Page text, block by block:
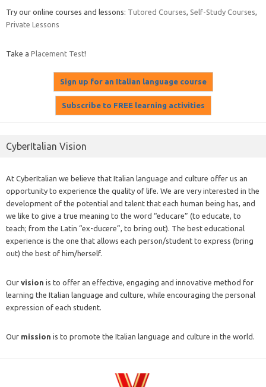
Try our online courses and lessons: Tutored Courses Self-Study Courses
Private Lessons
Take a Placement Test!
CyberItalian Vision
At CyberItalian we believe that Italian language and culture offer us an
opportunity to experience the quality of life. We are very interested in the
development of the potential and talent that each human being has, and
we like to give a true meaning to the word “educare” (to educate, to
teach; from the Latin “ex-ducere”, to bring out). The best educational
experience is the one that allows each person/student to express (bring
out) the best of him/herself.
Our vision is to offer an effective, engaging and innovative method for
learning the Italian language and culture, while encouraging the personal
expression of each student.
Our mission is to promote the Italian language and culture in the world.